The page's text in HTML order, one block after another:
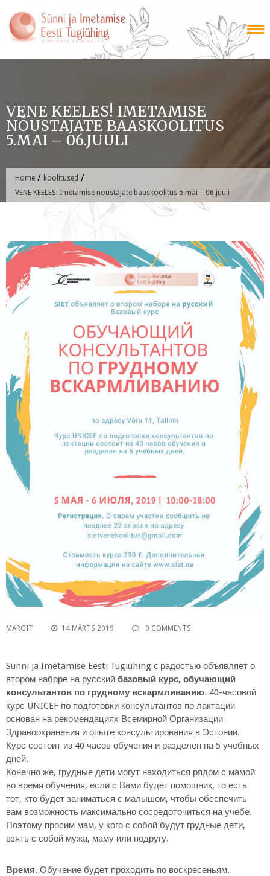
content
VENE KEELES! IMETAMISE
NÕUSTAJATE BAASKOOLITUS
5.MAI – 06.JUULI
Home / koolitused /
VENE KEELES! Imetamise nõustajate baaskoolitus 5.mai – 06.juuli
MARGIT 14 MÄRTS 2019 0 COMMENTS
Sünni ja Imetamise Eesti Tugiühing c радостью объявляет о
втором наборе на русский базовый курс, обучающий
консультантов по грудному вскармливанию. 40-часовой
курс UNICEF по подготовки консультантов по лактации
основан на рекомендациях Всемирной Организации
Здравоохранения и опыте консультирования в Эстонии.
Курс состоит из 40 часов обучения и разделен на 5 учебных
дней.
Конечно же, грудные дети могут находиться рядом с мамой
во время обучения, если с Вами будет помощник, то есть
тот, кто будет заниматься с малышом, чтобы обеспечить
вам возможность максимально сосредоточиться на учебе.
Поэтому просим мам, у кого с собой будут грудные дети,
взять с собой мужа, маму или подругу.
Время. Обучение будет проходить по воскресеньям.